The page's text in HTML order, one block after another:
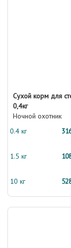
Сухой корм для
0,4кг
Ночной охотник
0.4 кг
1.5 кг
10 кг